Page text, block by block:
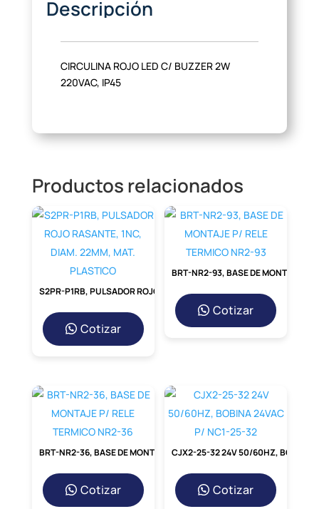
Descripción
CIRCULINA ROJO LED C/ BUZZER 2W
220VAC, IP45
Productos relacionados
Cotizar
Cotizar
Cotizar Cotizar